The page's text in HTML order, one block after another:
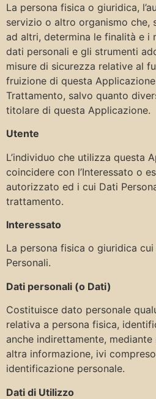
La persona fisica o giuridica,
servizio o altro organismo che,
ad altri, determina le finalità e i
dati personali e gli strumenti
misure di sicurezza relative al
fruizione di questa
Trattamento, salvo quanto
titolare di questa Applicazione.
Utente
L’individuo che utilizza questa
coincidere con l’Interessato o
autorizzato ed i cui Dati
trattamento.
Interessato
La persona fisica o giuridica
Personali.
Dati personali (o Dati)
Costituisce dato personale
relativa a persona fisica,
anche indirettamente,
altra informazione, ivi
identificazione personale.
Dati di Utilizzo